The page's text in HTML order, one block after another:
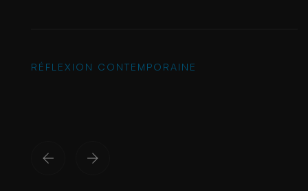
RÉFLEXION CONTEMPORAINE